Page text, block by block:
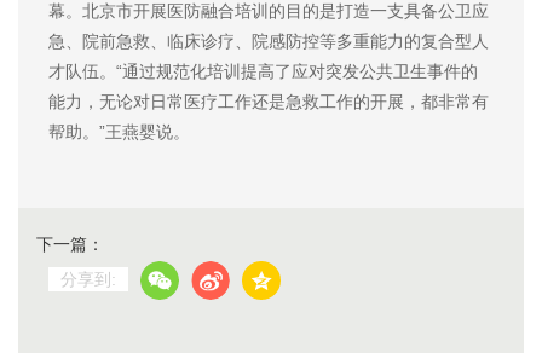
幕。北京市开展医防融合培训的目的是打造一支具备公卫应
急、院前急救、临床诊疗、院感防控等多重能力的复合型人
才队伍。“通过规范化培训提高了应对突发公共卫生事件的
能力，无论对日常医疗工作还是急救工作的开展，都非常有
帮助。”王燕婴说。
下一篇：
分享到: